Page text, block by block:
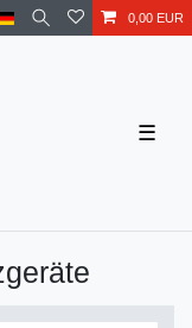
0,00 EUR
☰